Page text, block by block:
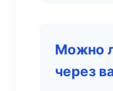
Можно
через